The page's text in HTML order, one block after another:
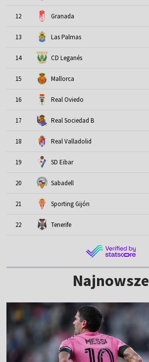
12 Granada
13 Las Palmas
14 CD Leganés
15 Mallorca
16 Real Oviedo
17 Real Sociedad B
18 Real Valladolid
19 SD Eibar
20 Sabadell
21 Sporting Gijón
22 Tenerife
Najnowsze